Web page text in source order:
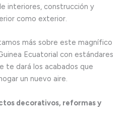
interiores, construcción y
como exterior.
más sobre este magnífico
Ecuatorial con estándares
te dará los acabados que
un nuevo aire.
decorativos, reformas y